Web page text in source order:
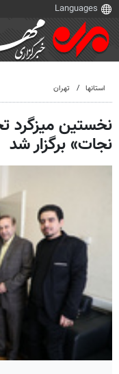
استانها تهران
نخستین
نجات» برگزار شد